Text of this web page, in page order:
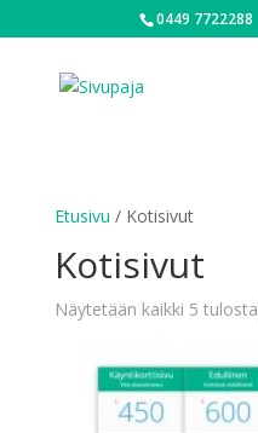
0449 7722288
Etusivu / Kotisivut
Kotisivut
Näytetään kaikki 5 tulosta